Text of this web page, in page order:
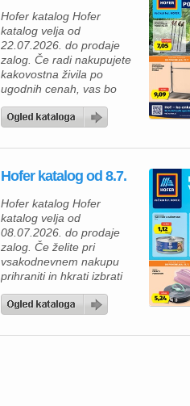
Hofer katalog Hofer
katalog velja od
22.07.2026. do prodaje
zalog. Če radi nakupujete
kakovostna živila po
ugodnih cenah, vas bo
kataloga zagotovo
katalogu vas čakajo izdelki
okusne prehranske
novimi, še nižjimi rednimi
cenami. Tako lahko
prihranite pri vsakem
nakupu, ne da […]
Hofer katalog od 8.7.
Hofer katalog Hofer
katalog velja od
08.07.2026. do prodaje
zalog. Če želite pri
vsakodnevnem nakupu
prihraniti in hkrati izbrati
aktualni Hofer katalog
ponudbi vas čakajo živila